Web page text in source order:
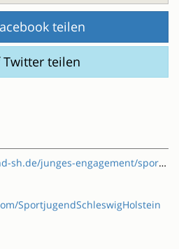
teilen
Twitter teilen
junges-engagement/sportjugendbarcamp/
SportjugendSchleswigHolstein